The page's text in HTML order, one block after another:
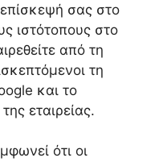
σας στο
ιστότοπους στο
από τη
τη
και το
εταιρείας.
ότι οι